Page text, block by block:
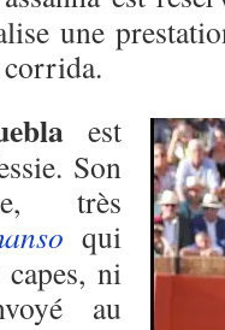
une
est
Son
très
qui
ni
au